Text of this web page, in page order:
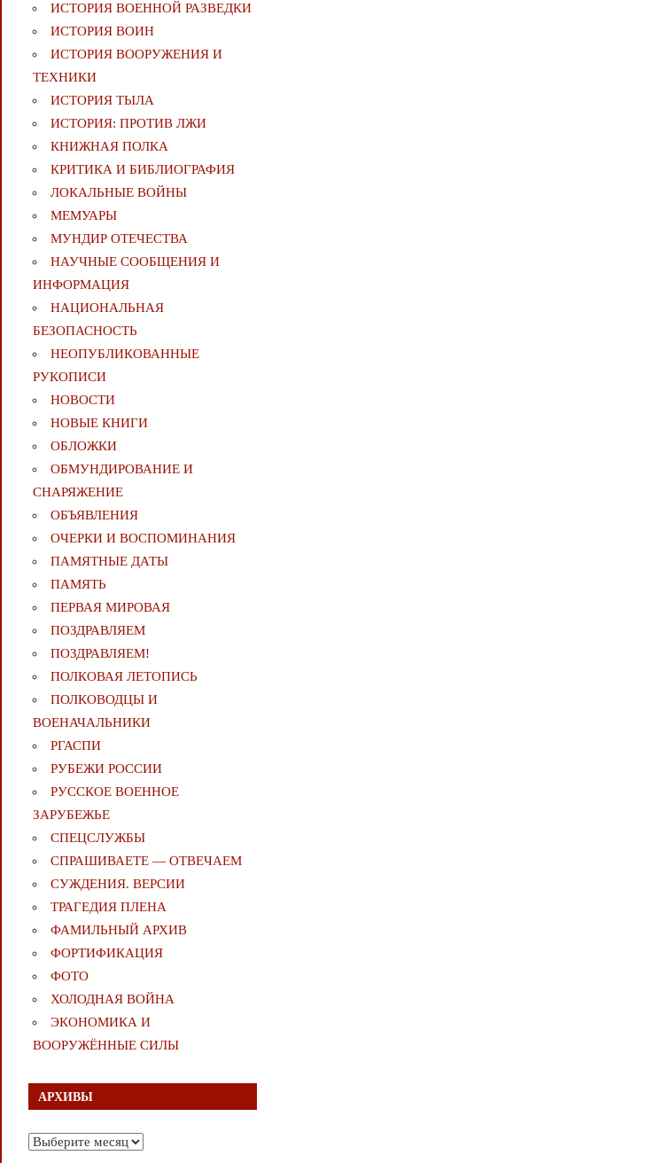
ИСТОРИЯ ВОЕННОЙ РАЗВЕДКИ
ИСТОРИЯ ВОИН
ИСТОРИЯ ВООРУЖЕНИЯ И
ТЕХНИКИ
ИСТОРИЯ ТЫЛА
ИСТОРИЯ: ПРОТИВ ЛЖИ
КНИЖНАЯ ПОЛКА
КРИТИКА И БИБЛИОГРАФИЯ
ЛОКАЛЬНЫЕ ВОЙНЫ
МЕМУАРЫ
МУНДИР ОТЕЧЕСТВА
НАУЧНЫЕ СООБЩЕНИЯ И
ИНФОРМАЦИЯ
НАЦИОНАЛЬНАЯ
БЕЗОПАСНОСТЬ
НЕОПУБЛИКОВАННЫЕ
РУКОПИСИ
НОВОСТИ
НОВЫЕ КНИГИ
ОБЛОЖКИ
ОБМУНДИРОВАНИЕ И
СНАРЯЖЕНИЕ
ОБЪЯВЛЕНИЯ
ОЧЕРКИ И ВОСПОМИНАНИЯ
ПАМЯТНЫЕ ДАТЫ
ПАМЯТЬ
ПЕРВАЯ МИРОВАЯ
ПОЗДРАВЛЯЕМ
ПОЗДРАВЛЯЕМ!
ПОЛКОВАЯ ЛЕТОПИСЬ
ПОЛКОВОДЦЫ И
ВОЕНАЧАЛЬНИКИ
РГАСПИ
РУБЕЖИ РОССИИ
РУССКОЕ ВОЕННОЕ
ЗАРУБЕЖЬЕ
СПЕЦСЛУЖБЫ
СПРАШИВАЕТЕ — ОТВЕЧАЕМ
СУЖДЕНИЯ. ВЕРСИИ
ТРАГЕДИЯ ПЛЕНА
ФАМИЛЬНЫЙ АРХИВ
ФОРТИФИКАЦИЯ
ФОТО
ХОЛОДНАЯ ВОЙНА
ЭКОНОМИКА И
ВООРУЖЁННЫЕ СИЛЫ
АРХИВЫ
Архивы